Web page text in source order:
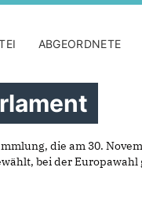
ABGEORDNETE
die am 30.
bei der